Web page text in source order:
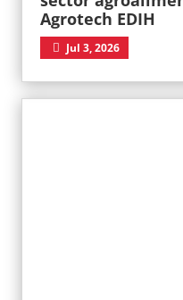
Agrotech EDIH
Jul 3, 2026